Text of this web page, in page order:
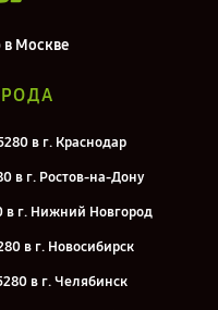
в Москве
в г. Краснодар
в г. Ростов-на-Дону
в г. Нижний Новгород
в г. Новосибирск
в г. Челябинск